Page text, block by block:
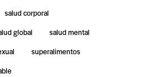
salud corporal
global
salud mental
superalimentos